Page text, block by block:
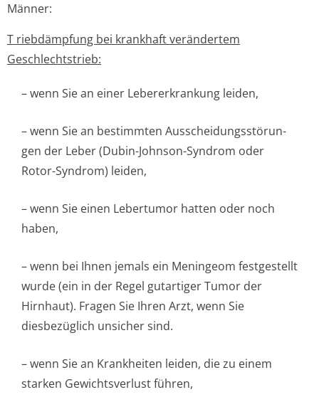
Männer:
T riebdämpfung bei krankhaft verändertem
Geschlechtstrieb:
– wenn Sie an einer Lebererkrankung leiden,
– wenn Sie an bestimmten Ausscheidungsstörun­
gen der Leber (Dubin-Johnson-Syndrom oder
Rotor-Syndrom) leiden,
– wenn Sie einen Lebertumor hatten oder noch
haben,
– wenn bei Ihnen jemals ein Meningeom festgestellt
wurde (ein in der Regel gutartiger Tumor der
Hirnhaut). Fragen Sie Ihren Arzt, wenn Sie
diesbezüglich unsicher sind.
– wenn Sie an Krankheiten leiden, die zu einem
starken Gewichtsverlust führen,